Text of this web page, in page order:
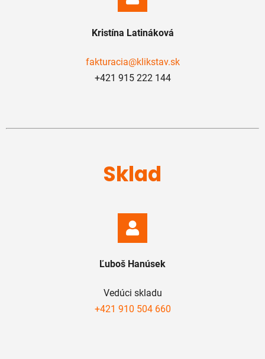
Kristína Latináková
fakturacia@klikstav.sk
+421 915 222 144
Sklad
Ľuboš Hanúsek
Vedúci skladu
+421 910 504 660